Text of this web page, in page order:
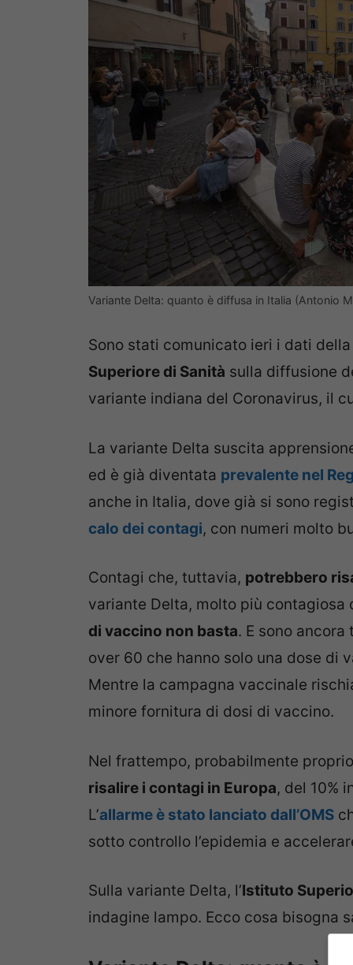
Variante Delta: quanto è diffusa in Italia (Antonio
Sono stati comunicato ieri i dati della
Superiore di Sanità sulla diffusione
variante indiana del Coronavirus, il
La variante Delta suscita
ed è già diventata prevalente nel
anche in Italia, dove già si sono
calo dei contagi, con numeri molto
Contagi che, tuttavia, potrebbero
variante Delta, molto più contagiosa
di vaccino non basta. E sono
over 60 che hanno solo una dose di
Mentre la campagna vaccinale
minore fornitura di dosi di vaccino.
Nel frattempo, probabilmente
risalire i contagi in Europa, del 10%
L’allarme è stato lanciato dall’OMS
sotto controllo l’epidemia e
Sulla variante Delta, l’Istituto
indagine lampo. Ecco cosa bisogna